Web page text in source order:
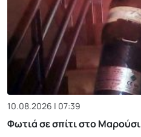
10.08.2026 | 07:39
Φωτιά σε σπίτι στο Μαρούσι